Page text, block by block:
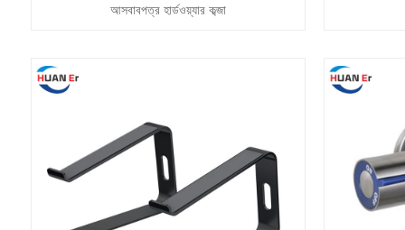
আসবাবপত্র হার্ডওয়্যার কব্জা